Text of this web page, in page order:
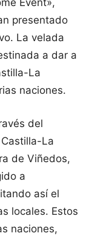
presentado
La velada
a dar a
La
naciones.
del
La
de Viñedos,
a
así el
locales. Estos
naciones,